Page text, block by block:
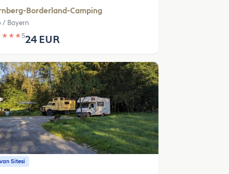
Borderland-Camping
/ Bayern
★ ★ ★524 EUR
Sitesi